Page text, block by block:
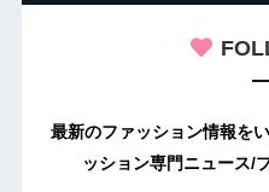
最新のファッション情報を
ッション専門ニュース/